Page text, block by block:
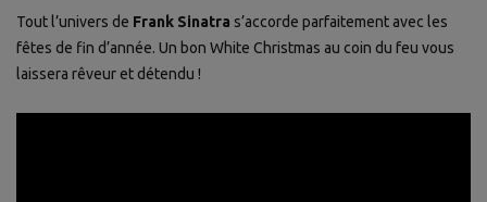
Tout l’univers de Frank Sinatra s’accorde parfaitement avec les
fêtes de fin d’année. Un bon White Christmas au coin du feu vous
laissera rêveur et détendu !